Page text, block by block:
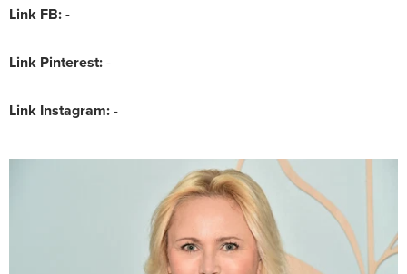
Link FB:-
Link Pinterest:-
Link Instagram:-